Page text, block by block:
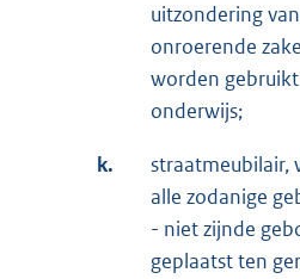
uitzondering
onroerende
worden
onderwijs;
k.
straatmeubilair,
alle zodanige
- niet zijnde
geplaatst ten